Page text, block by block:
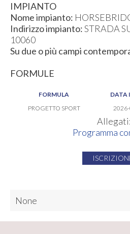
IMPIANTO
Nome impianto:
Indirizzo impianto:STRADA
10060
Su due o più campi
FORMULE
FORMULA DATA
PROGETTO SPORT
Allegati:
Programma
None